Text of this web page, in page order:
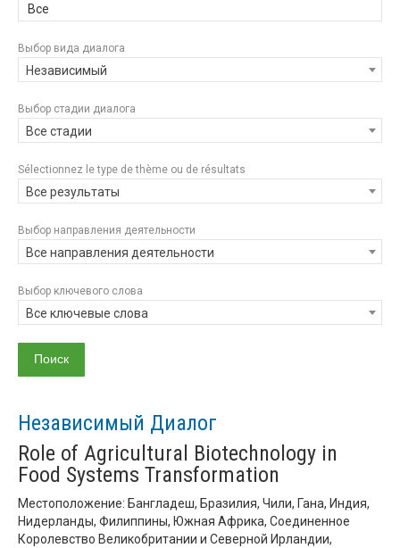
Все
Выбор вида диалога
Независимый
Выбор стадии диалога
Все стадии
Sélectionnez le type de thème ou de résultats
Все результаты
Выбор направления деятельности
Все направления деятельности
Выбор ключевого слова
Все ключевые слова
Независимый Диалог
Role of Agricultural Biotechnology in
Food Systems Transformation
Местоположение: Бангладеш, Бразилия, Чили, Гана, Индия,
Нидерланды, Филиппины, Южная Африка, Соединенное
Королевство Великобритании и Северной Ирландии,